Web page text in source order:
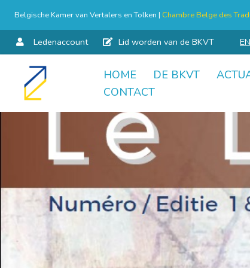
Belgische Kamer van Vertalers en Tolken | Chambre Belge des
Ledenaccount Lid worden van de BKVT EN
Skip
HOME DE BKVT
CONTACT